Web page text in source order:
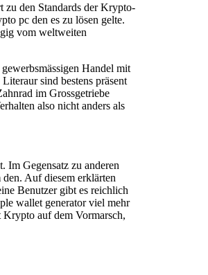
zu den Standards der Krypto-
pc den es zu lösen gelte.
vom weltweiten
Handel mit
sind bestens präsent
im Grossgetriebe
also nicht anders als
Im Gegensatz zu anderen
Auf diesem erklärten
Benutzer gibt es reichlich
wallet generator viel mehr
auf dem Vormarsch,